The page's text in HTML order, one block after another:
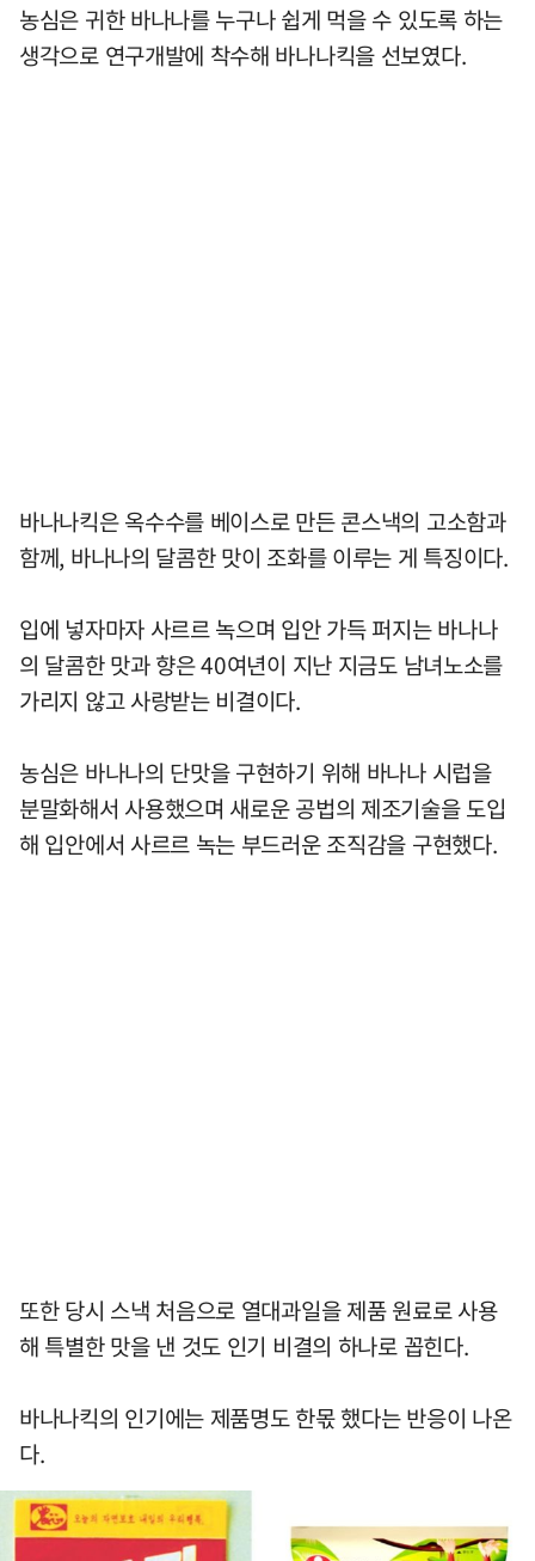
농심은 귀한 바나나를 누구나 쉽게 먹을 수 있도록 하는
생각으로 연구개발에 착수해 바나나킥을 선보였다.
바나나킥은 옥수수를 베이스로 만든 콘스낵의 고소함과
함께, 바나나의 달콤한 맛이 조화를 이루는 게 특징이다.
입에 넣자마자 사르르 녹으며 입안 가득 퍼지는 바나나
의 달콤한 맛과 향은 40여년이 지난 지금도 남녀노소를
가리지 않고 사랑받는 비결이다.
농심은 바나나의 단맛을 구현하기 위해 바나나 시럽을
분말화해서 사용했으며 새로운 공법의 제조기술을 도입
해 입안에서 사르르 녹는 부드러운 조직감을 구현했다.
또한 당시 스낵 처음으로 열대과일을 제품 원료로 사용
해 특별한 맛을 낸 것도 인기 비결의 하나로 꼽힌다.
바나나킥의 인기에는 제품명도 한몫 했다는 반응이 나온
다.